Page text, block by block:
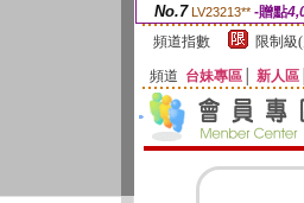
No.7 LV23213** -贈點
頻道指數
限制級
頻道 台妹專區 新人區